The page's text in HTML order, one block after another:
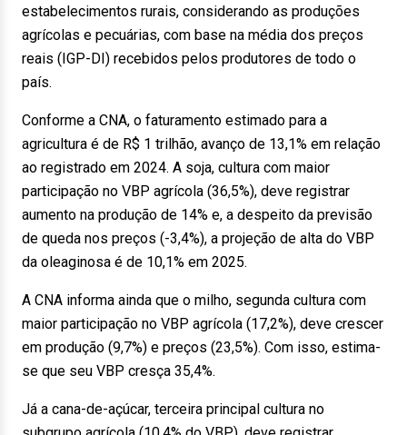
estabelecimentos rurais, considerando as produções
agrícolas e pecuárias, com base na média dos preços
reais (IGP-DI) recebidos pelos produtores de todo o
país.
Conforme a CNA, o faturamento estimado para a
agricultura é de R$ 1 trilhão, avanço de 13,1% em relação
ao registrado em 2024. A soja, cultura com maior
participação no VBP agrícola (36,5%), deve registrar
aumento na produção de 14% e, a despeito da previsão
de queda nos preços (-3,4%), a projeção de alta do VBP
da oleaginosa é de 10,1% em 2025.
A CNA informa ainda que o milho, segunda cultura com
maior participação no VBP agrícola (17,2%), deve crescer
em produção (9,7%) e preços (23,5%). Com isso, estima-
se que seu VBP cresça 35,4%.
Já a cana-de-açúcar, terceira principal cultura no